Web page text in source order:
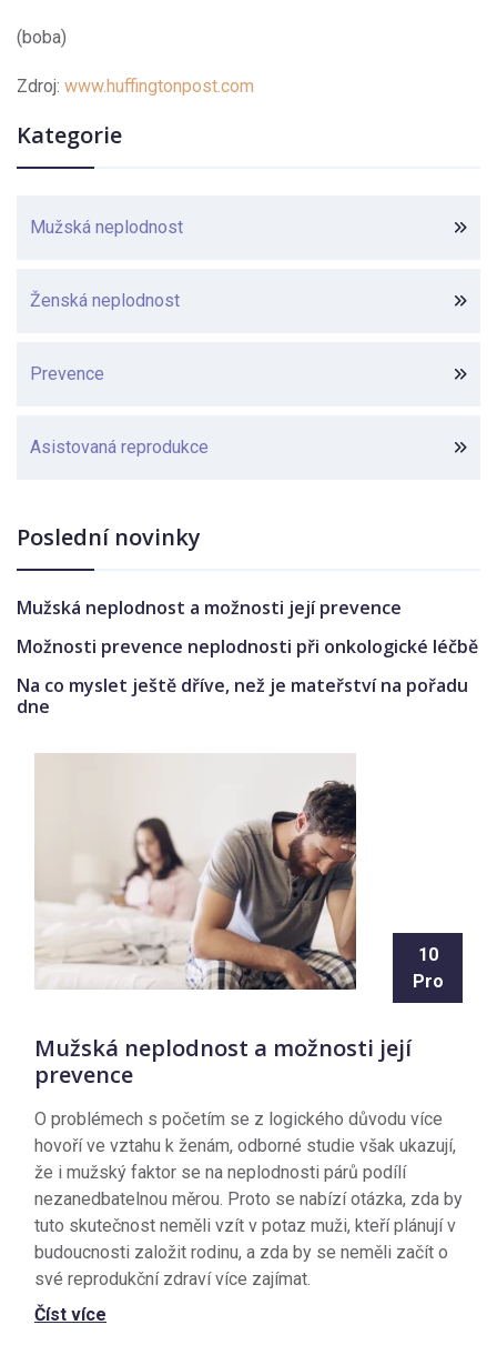
(boba)
Zdroj: www.huffingtonpost.com
Kategorie
Mužská neplodnost
Ženská neplodnost
Prevence
Asistovaná reprodukce
Poslední novinky
Mužská neplodnost a možnosti její prevence
Možnosti prevence neplodnosti při onkologické léčbě
Na co myslet ještě dříve, než je mateřství na pořadu
dne
10
Pro
Mužská neplodnost a možnosti její
prevence
O problémech s početím se z logického důvodu více
hovoří ve vztahu k ženám, odborné studie však ukazují,
že i mužský faktor se na neplodnosti párů podílí
nezanedbatelnou měrou. Proto se nabízí otázka, zda by
tuto skutečnost neměli vzít v potaz muži, kteří plánují v
budoucnosti založit rodinu, a zda by se neměli začít o
své reprodukční zdraví více zajímat.
Číst více